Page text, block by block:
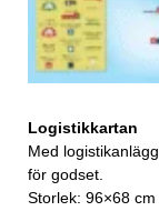
Logistikkartan
Med
för godset.
Storlek: 96×68 cm